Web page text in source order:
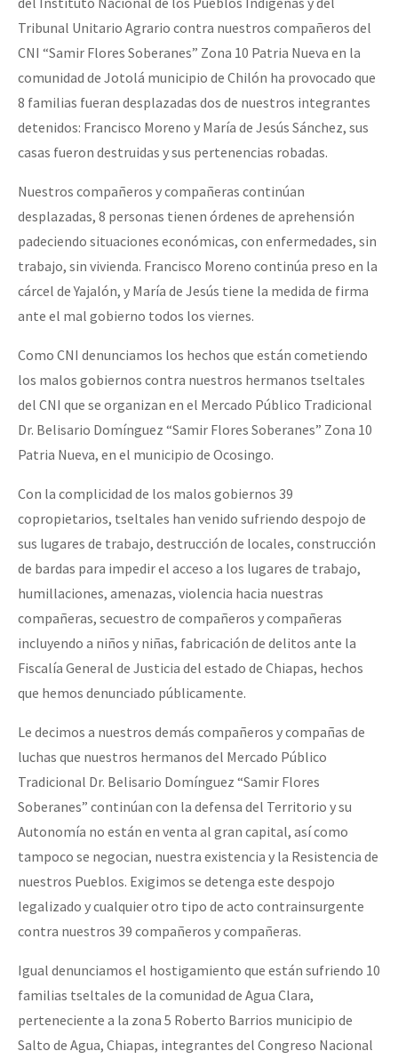
Tribunal Unitario Agrario contra nuestros compañeros del
CNI “Samir Flores Soberanes” Zona 10 Patria Nueva en la
comunidad de Jotolá municipio de Chilón ha provocado que
8 familias fueran desplazadas dos de nuestros integrantes
detenidos: Francisco Moreno y María de Jesús Sánchez, sus
casas fueron destruidas y sus pertenencias robadas.
Nuestros compañeros y compañeras continúan
desplazadas, 8 personas tienen órdenes de aprehensión
padeciendo situaciones económicas, con enfermedades, sin
trabajo, sin vivienda. Francisco Moreno continúa preso en la
cárcel de Yajalón, y María de Jesús tiene la medida de firma
ante el mal gobierno todos los viernes.
Como CNI denunciamos los hechos que están cometiendo
los malos gobiernos contra nuestros hermanos tseltales
del CNI que se organizan en el Mercado Público Tradicional
Dr. Belisario Domínguez “Samir Flores Soberanes” Zona 10
Patria Nueva, en el municipio de Ocosingo.
Con la complicidad de los malos gobiernos 39
copropietarios, tseltales han venido sufriendo despojo de
sus lugares de trabajo, destrucción de locales, construcción
de bardas para impedir el acceso a los lugares de trabajo,
humillaciones, amenazas, violencia hacia nuestras
compañeras, secuestro de compañeros y compañeras
incluyendo a niños y niñas, fabricación de delitos ante la
Fiscalía General de Justicia del estado de Chiapas, hechos
que hemos denunciado públicamente.
Le decimos a nuestros demás compañeros y compañas de
luchas que nuestros hermanos del Mercado Público
Tradicional Dr. Belisario Domínguez “Samir Flores
Soberanes” continúan con la defensa del Territorio y su
Autonomía no están en venta al gran capital, así como
tampoco se negocian, nuestra existencia y la Resistencia de
nuestros Pueblos. Exigimos se detenga este despojo
legalizado y cualquier otro tipo de acto contrainsurgente
contra nuestros 39 compañeros y compañeras.
Igual denunciamos el hostigamiento que están sufriendo 10
familias tseltales de la comunidad de Agua Clara,
perteneciente a la zona 5 Roberto Barrios municipio de
Salto de Agua, Chiapas, integrantes del Congreso Nacional